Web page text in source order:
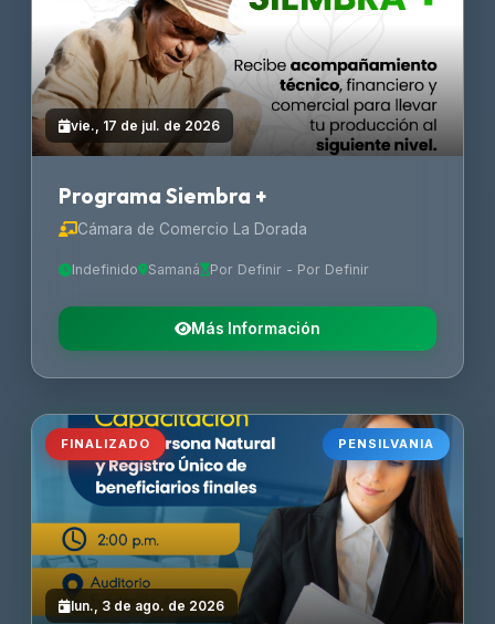
vie., 17 de jul. de 2026
Programa Siembra +
Cámara de Comercio La Dorada
Indefinido Samaná Por Definir - Por Definir
Más Información
PENSILVANIA
lun., 3 de ago. de 2026
FINALIZADO